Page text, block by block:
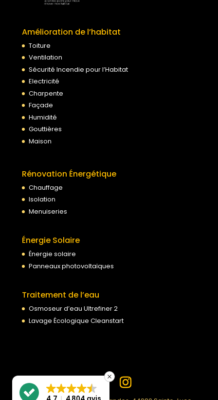
Amélioration de l’habitat
Toiture
Ventilation
Sécurité Incendie pour l’Habitat
Electricité
Charpente
Façade
Humidité
Gouttières
Maison
Rénovation Énergétique
Chauffage
Isolation
Menuiseries
Énergie Solaire
Énergie solaire
Panneaux photovoltaïques
Traitement de l’eau
Osmoseur d’eau Ultrefiner 2
Lavage Écologique Cleanstart